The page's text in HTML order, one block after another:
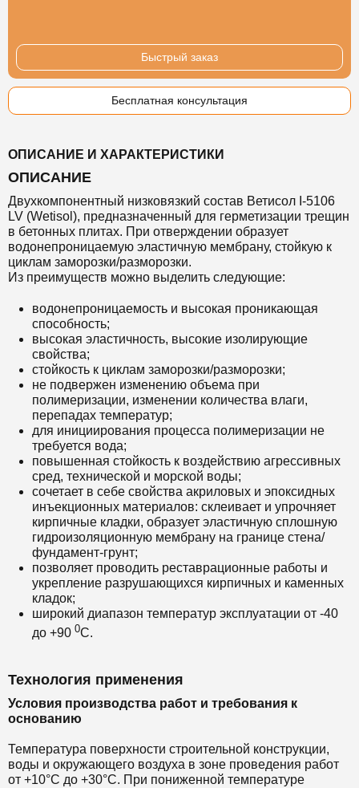
Быстрый заказ
Бесплатная консультация
ОПИСАНИЕ И ХАРАКТЕРИСТИКИ
ОПИСАНИЕ
Двухкомпонентный низковязкий состав Ветисол I-5106
LV (Wetisol), предназначенный для герметизации трещин
в бетонных плитах. При отверждении образует
водонепроницаемую эластичную мембрану, стойкую к
циклам заморозки/разморозки.
Из преимуществ можно выделить следующие:
водонепроницаемость и высокая проникающая
способность;
высокая эластичность, высокие изолирующие
свойства;
стойкость к циклам заморозки/разморозки;
не подвержен изменению объема при
полимеризации, изменении количества влаги,
перепадах температур;
для инициирования процесса полимеризации не
требуется вода;
повышенная стойкость к воздействию агрессивных
сред, технической и морской воды;
сочетает в себе свойства акриловых и эпоксидных
инъекционных материалов: склеивает и упрочняет
кирпичные кладки, образует эластичную сплошную
гидроизоляционную мембрану на границе стена/
фундамент-грунт;
позволяет проводить реставрационные работы и
укрепление разрушающихся кирпичных и каменных
кладок;
широкий диапазон температур эксплуатации от -40
до +90 0С.
Технология применения
Условия производства работ и требования к
основанию
Температура поверхности строительной конструкции,
воды и окружающего воздуха в зоне проведения работ
от +10°С до +30°С. При пониженной температуре